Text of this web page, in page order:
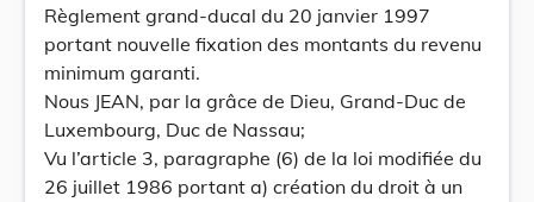
Règlement grand-ducal du 20 janvier 1997
portant nouvelle fixation des montants du revenu
minimum garanti.
Nous JEAN, par la grâce de Dieu, Grand-Duc de
Luxembourg, Duc de Nassau;
Vu l’article 3, paragraphe (6) de la loi modifiée du
26 juillet 1986 portant a) création du droit à un